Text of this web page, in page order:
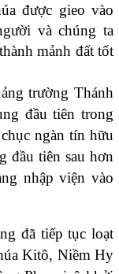
được gieo vào
và chúng ta
mảnh đất tốt
trường Thánh
đầu tiên trong
ngàn tín hữu
đầu tiên sau hơn
nhập viện vào
đã tiếp tục loạt
Kitô, Niềm Hy